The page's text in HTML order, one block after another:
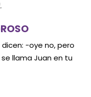
-oye no, pero
llama Juan en tu